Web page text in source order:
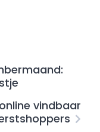
vindbaar